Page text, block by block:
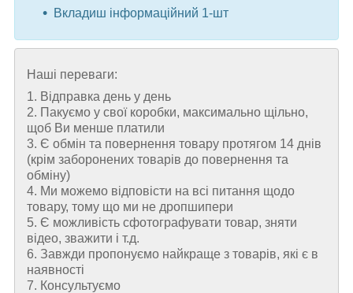
Вкладиш інформаційний 1-шт
Наші переваги:
1. Відправка день у день
2. Пакуємо у свої коробки, максимально щільно,
щоб Ви менше платили
3. Є обмін та повернення товару протягом 14 днів
(крім заборонених товарів до повернення та
обміну)
4. Ми можемо відповісти на всі питання щодо
товару, тому що ми не дропшипери
5. Є можливість сфотографувати товар, зняти
відео, зважити і т.д.
6. Завжди пропонуємо найкраще з товарів, які є в
наявності
7. Консультуємо